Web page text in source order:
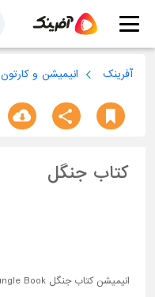
آفرینک انیمیشن و کارتون
کتاب جنگل